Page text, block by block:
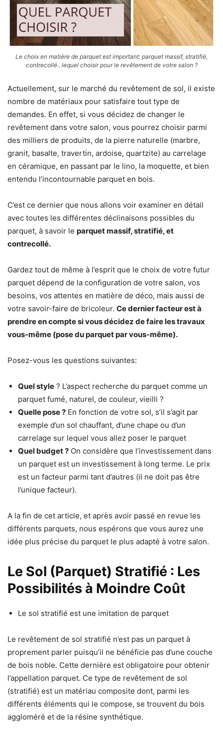
Le choix en matière de parquet est important: parquet massif, stratifié,
contrecollé.. lequel choisir pour le revêtement de votre salon ?
Actuellement, sur le marché du revêtement de sol, il existe
nombre de matériaux pour satisfaire tout type de
demandes. En effet, si vous décidez de changer le
revêtement dans votre salon, vous pourrez choisir parmi
des milliers de produits, de la pierre naturelle (marbre,
granit, basalte, travertin, ardoise, quartzite) au carrelage
en céramique, en passant par le lino, la moquette, et bien
entendu l’incontournable parquet en bois.
C’est ce dernier que nous allons voir examiner en détail
avec toutes les différentes déclinaisons possibles du
parquet, à savoir le parquet massif, stratifié, et
contrecollé.
Gardez tout de même à l’esprit que le choix de votre futur
parquet dépend de la configuration de votre salon, vos
besoins, vos attentes en matière de déco, mais aussi de
votre savoir-faire de bricoleur. Ce dernier facteur est à
prendre en compte si vous décidez de faire les travaux
vous-même (pose du parquet par vous-même).
Posez-vous les questions suivantes:
Quel style ? L’aspect recherche du parquet comme un
parquet fumé, naturel, de couleur, vieilli ?
Quelle pose ? En fonction de votre sol, s’il s’agit par
exemple d’un sol chauffant, d’une chape ou d’un
carrelage sur lequel vous allez poser le parquet
Quel budget ? On considère que l’investissement dans
un parquet est un investissement à long terme. Le prix
est un facteur parmi tant d’autres (il ne doit pas être
l’unique facteur).
A la fin de cet article, et après avoir passé en revue les
différents parquets, nous espérons que vous aurez une
idée plus précise du parquet le plus adapté à votre salon.
Le Sol (Parquet) Stratifié : Les
Possibilités à Moindre Coût
Le sol stratifié est une imitation de parquet
Le revêtement de sol stratifié n’est pas un parquet à
proprement parler puisqu’il ne bénéficie pas d’une couche
de bois noble. Cette dernière est obligatoire pour obtenir
l’appellation parquet. Ce type de revêtement de sol
(stratifié) est un matériau composite dont, parmi les
différents éléments qui le compose, se trouvent du bois
aggloméré et de la résine synthétique.